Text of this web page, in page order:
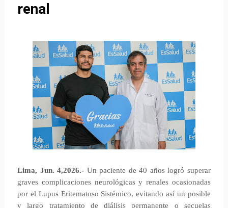
renal
Lima, Jun. 4,2026.- Un paciente de 40 años logró superar
graves complicaciones neurológicas y renales ocasionadas
por el Lupus Eritematoso Sistémico, evitando así un posible
y largo tratamiento de diálisis permanente o secuelas